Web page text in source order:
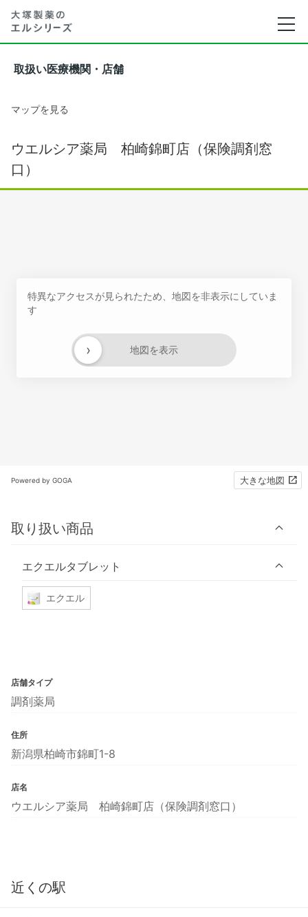
取扱い医療機関・店舗
マップを見る
ウエルシア薬局 柏崎錦町店（保険調剤窓
口）
特異なアクセスが見られたため、地図を非表示にしていま
す
地図を表示
›
Powered by GOGA 大きな地図
取り扱い商品
エクエルタブレット
エクエル
店舗タイプ
調剤薬局
住所
新潟県柏崎市錦町1-8
店名
ウエルシア薬局 柏崎錦町店（保険調剤窓口）
近くの駅